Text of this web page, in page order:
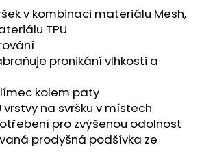
v kombinaci materiálu Mesh,
TPU
pronikání vlhkosti a
kolem paty
vrstvy na svršku v místech
pro zvýšenou odolnost
prodyšná podšívka ze